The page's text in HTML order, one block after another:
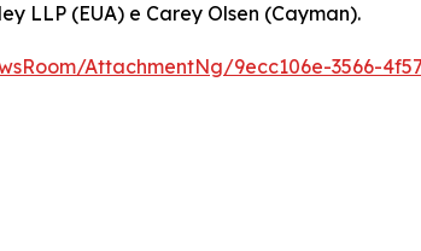
LLP (EUA) e Carey Olsen (Cayman).
AttachmentNg/9ecc106e-3566-